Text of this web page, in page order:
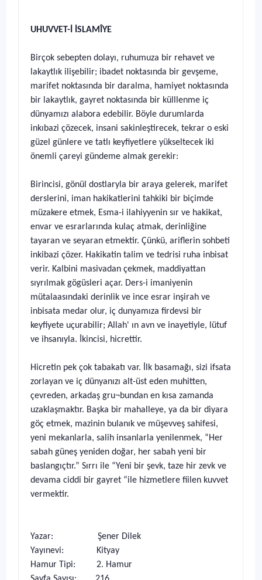
UHUVVET-İ İSLAMÎYE
Birçok sebepten dolayı, ruhumuza bir rehavet ve
lakaytlık ilişebilir; ibadet noktasında bir gevşeme,
marifet noktasında bir daralma, hamiyet noktasında
bir lakaytlık, gayret noktasında bir külllenme iç
dünyamızı alabora edebilir. Böyle durumlarda
inkıbazi çözecek, insani sakinleştirecek, tekrar o eski
güzel günlere ve tatlı keyfiyetlere yükseltecek iki
önemli çareyi gündeme almak gerekir:
Birincisi, gönül dostlaryla bir araya gelerek, marifet
derslerini, iman hakikatlerini tahkiki bir biçimde
müzakere etmek, Esma-i ilahiyyenin sır ve hakikat,
envar ve esrarlarında kulaç atmak, derinliğine
tayaran ve seyaran etmektir. Çünkü, ariflerin sohbeti
inkibazi çözer. Hakikatin talim ve tedrisi ruha inbisat
verir. Kalbini masivadan çekmek, maddiyattan
sıyrılmak gögüsleri açar. Ders-i imaniyenin
mütalaasındaki derinlik ve ince esrar inşirah ve
inbisata medar olur, iç dunyamıza firdevsi bir
keyfiyete uçurabilir; Allah' ın avn ve inayetiyle, lütuf
ve ihsanıyla. İkincisi, hicrettir.
Hicretin pek çok tabakatı var. İlk basamağı, sizi ifsata
zorlayan ve iç dünyanızı alt-üst eden muhitten,
çevreden, arkadaş gru¬bundan en kısa zamanda
uzaklaşmaktır. Başka bir mahalleye, ya da bir diyara
göç etmek, mazinin bulanık ve müşevveş sahifesi,
yeni mekanlarla, salih insanlarla yenilenmek, “Her
sabah güneş yeniden doğar, her sabah yeni bir
baslangıçtır.” Sırrı ile “Yeni bir şevk, taze hir zevk ve
devama ciddi bir gayret “ile hizmetlere fiilen kuvvet
vermektir.
Yazar: Şener Dilek
Yayınevi: Kityay
Hamur Tipi: 2. Hamur